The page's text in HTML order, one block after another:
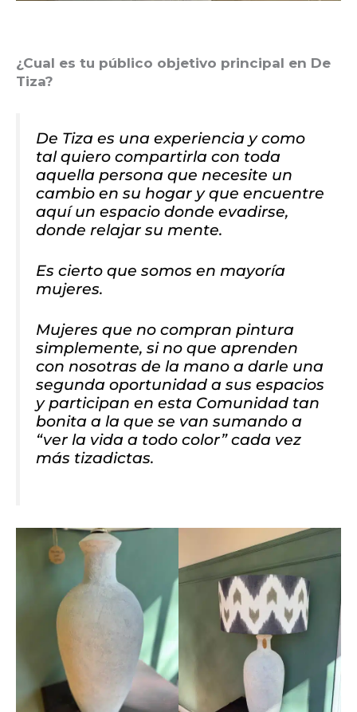
¿Cual es tu público objetivo principal en De
Tiza?
De Tiza es una experiencia y como
tal quiero compartirla con toda
aquella persona que necesite un
cambio en su hogar y que encuentre
aquí un espacio donde evadirse,
donde relajar su mente.
Es cierto que somos en mayoría
mujeres.
Mujeres que no compran pintura
simplemente, si no que aprenden
con nosotras de la mano a darle una
segunda oportunidad a sus espacios
y participan en esta Comunidad tan
bonita a la que se van sumando a
“ver la vida a todo color” cada vez
más tizadictas.